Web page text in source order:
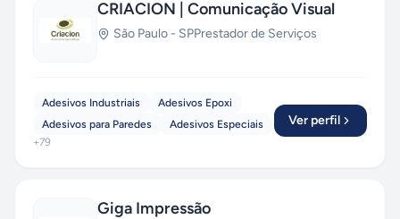
CRIACION | Comunicação Visual
São Paulo - SPPrestador de Serviços
Adesivos Industriais
Adesivos Epoxi
Adesivos para Paredes
Adesivos Especiais
+79
Ver perfil
Giga Impressão